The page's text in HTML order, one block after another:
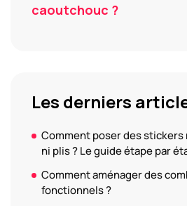
caoutchouc ?
Les derniers
Comment poser des stickers
ni plis ? Le guide étape par
Comment aménager des
fonctionnels ?